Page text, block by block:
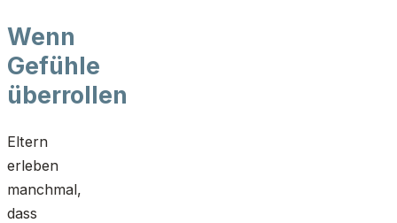
Wenn
Gefühle
überrollen
Eltern
erleben
manchmal,
dass